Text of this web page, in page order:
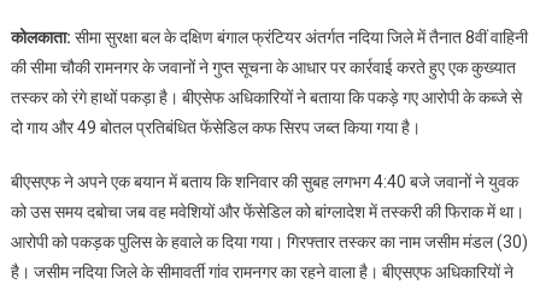
ने
जमानत
पर
रिहा
तस्कर
को
तस्करी
करते
कोलकाता: सीमा सुरक्षा बल के दक्षिण बंगाल फ्रंटियर अंतर्गत नदिया जिले में तैनात 8वीं वाहिनी
की सीमा चौकी रामनगर के जवानों ने गुप्त सूचना के आधार पर कार्रवाई करते हुए एक कुख्यात
तस्कर को रंगे हाथों पकड़ा है। बीएसेफ अधिकारियों ने बताया कि पकड़े गए आरोपी के कब्जे से
दो गाय और 49 बोतल प्रतिबंधित फेंसेडिल कफ सिरप जब्त किया गया है।
बीएसएफ ने अपने एक बयान में बताय कि शनिवार की सुबह लगभग 4:40 बजे जवानों ने युवक
को उस समय दबोचा जब वह मवेशियों और फेंसेडिल को बांग्लादेश में तस्करी की फिराक में था।
आरोपी को पकड़क पुलिस के हवाले क दिया गया। गिरफ्तार तस्कर का नाम जसीम मंडल (30)
है। जसीम नदिया जिले के सीमावर्ती गांव रामनगर का रहने वाला है। बीएसएफ अधिकारियों ने